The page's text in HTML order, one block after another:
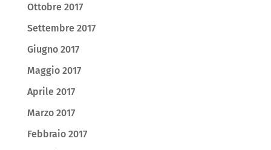
Ottobre 2017
Settembre 2017
Giugno 2017
Maggio 2017
Aprile 2017
Marzo 2017
Febbraio 2017